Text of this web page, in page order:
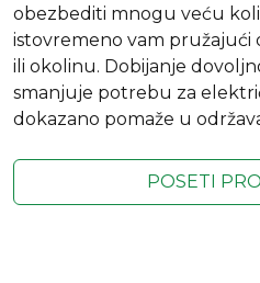
obezbediti mnogu veću
istovremeno vam pružajući
ili okolinu. Dobijanje
smanjuje potrebu za
dokazano pomaže u
POSETI